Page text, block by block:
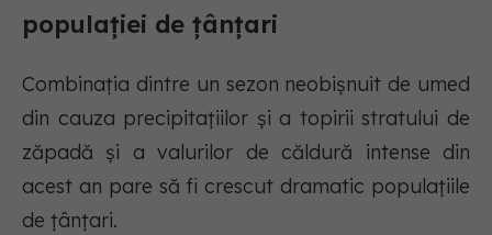
populației de țânțari
Combinația dintre un sezon neobișnuit de umed
din cauza precipitațiilor și a topirii stratului de
zăpadă și a valurilor de căldură intense din
acest an pare să fi crescut dramatic populațiile
de țânțari.